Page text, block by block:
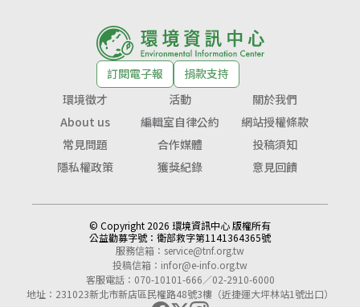
訂閱電子報
捐款支持
環境徵才
活動
關於我們
About us
編輯室自律公約
網站授權條款
常見問題
合作媒體
投稿須知
隱私權政策
獲獎紀錄 意見回饋
© Copyright 2026 環境資訊中心 版權所有
公益勸募字號： 衛部救字第1141364365號
服務信箱： service@tnf.org.tw
投稿信箱： infor@e-info.org.tw
客服電話：070-10101-666／02-2910-6000
地址：231023新北市新店區民權路48號3樓（近捷運大坪林站1號出口）